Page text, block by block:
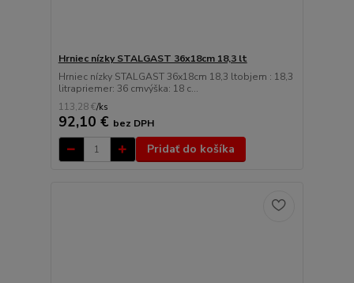
Hrniec nízky STALGAST 36x18cm 18,3 lt
Hrniec nízky STALGAST 36x18cm 18,3 ltobjem : 18,3
litrapriemer: 36 cmvýška: 18 c...
113,28 €/ks
92,10 € bez DPH
Pridať do košíka